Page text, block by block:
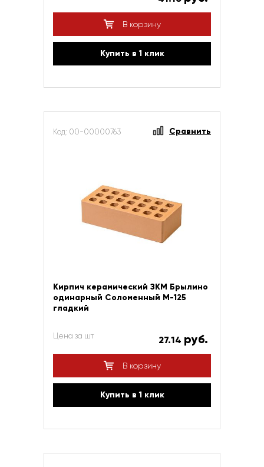
В корзину
Купить в 1 клик
Код: 00-00000763 Сравнить
Кирпич керамический ЗКМ Брылино
одинарный Соломенный М-125
гладкий
Цена за шт 27.14 руб.
В корзину
Купить в 1 клик